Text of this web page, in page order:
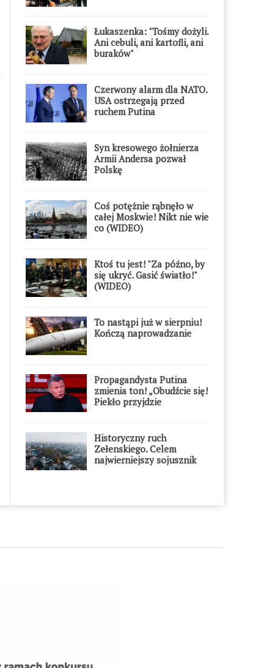
Łukaszenka: "Tośmy dożyli.
Ani cebuli, ani kartofli, ani
buraków"
Czerwony alarm dla NATO.
USA ostrzegają przed
ruchem Putina
Syn kresowego żołnierza
Armii Andersa pozwał
Polskę
Coś potężnie rąbnęło w
całej Moskwie! Nikt nie wie
co (WIDEO)
Ktoś tu jest! "Za późno, by
się ukryć. Gasić światło!"
(WIDEO)
To nastąpi już w sierpniu!
Kończą naprowadzanie
Propagandysta Putina
zmienia ton! „Obudźcie się!
Piekło przyjdzie
Historyczny ruch
Zełenskiego. Celem
najwierniejszy sojusznik